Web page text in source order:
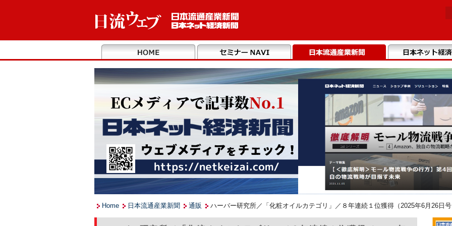
Home 日本流通産業新聞 通販 ハーバー研究所／「化粧オイルカテゴリ」／８年連続１位獲得（2025年6月26日